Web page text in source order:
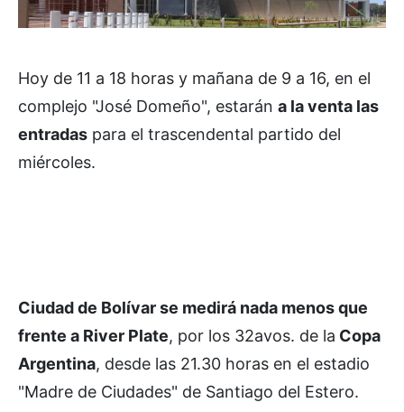
Hoy de 11 a 18 horas y mañana de 9 a 16, en el
complejo "José Domeño", estarán a la venta las
entradas para el trascendental partido del
miércoles.
Ciudad de Bolívar se medirá nada menos que
frente a River Plate, por los 32avos. de la Copa
Argentina, desde las 21.30 horas en el estadio
"Madre de Ciudades" de Santiago del Estero.